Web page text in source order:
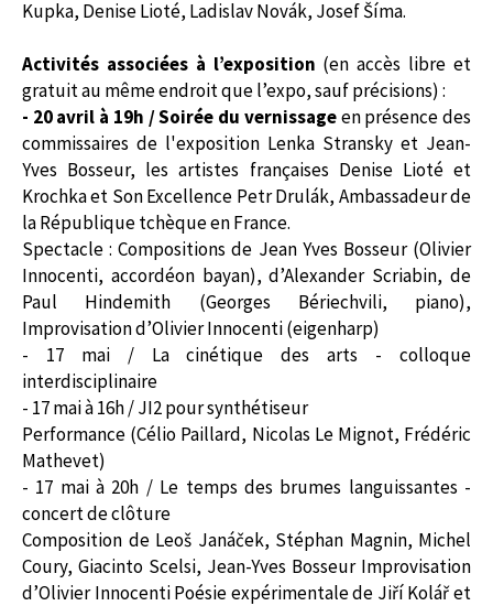
Kupka, Denise Lioté, Ladislav Novák, Josef Šíma.
Activités associées à l’exposition (en accès libre et
gratuit au même endroit que l’expo, sauf précisions) :
- 20 avril à 19h / Soirée du vernissageen présence des
commissaires de l'exposition Lenka Stransky et Jean-
Yves Bosseur, les artistes françaises Denise Lioté et
Krochka et Son Excellence Petr Drulák, Ambassadeur de
la République tchèque en France.
Spectacle : Compositions de Jean Yves Bosseur (Olivier
Innocenti, accordéon bayan), d’Alexander Scriabin, de
Paul Hindemith (Georges Bériechvili, piano),
Improvisation d’Olivier Innocenti (eigenharp)
- 17 mai / La cinétique des arts - colloque
interdisciplinaire
- 17 mai à 16h / JI2 pour synthétiseur
Performance (Célio Paillard, Nicolas Le Mignot, Frédéric
Mathevet)
- 17 mai à 20h / Le temps des brumes languissantes -
concert de clôture
Composition de Leoš Janáček, Stéphan Magnin, Michel
Coury, Giacinto Scelsi, Jean-Yves Bosseur Improvisation
d’Olivier Innocenti Poésie expérimentale de Jiří Kolář et